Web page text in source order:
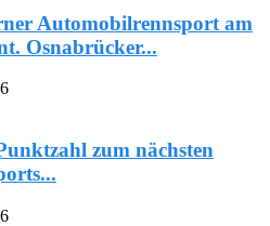
Automobilrennsport am
Osnabrücker...
zum nächsten